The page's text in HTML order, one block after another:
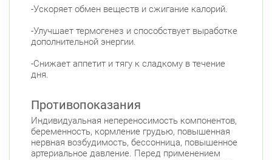
-Ускоряет обмен веществ и сжигание калорий.
-Улучшает термогенез и способствует выработке
дополнительной энергии.
-Снижает аппетит и тягу к сладкому в течение
дня.
Противопоказания
Индивидуальная непереносимость компонентов,
беременность, кормление грудью, повышенная
нервная возбудимость, бессонница, повышенное
артериальное давление. Перед применением